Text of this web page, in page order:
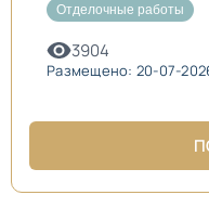
Отделочные работы
3904
Размещено: 20-07-